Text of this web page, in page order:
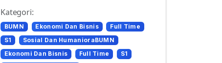
Kategori:
BUMN Ekonomi Dan Bisnis
Full Time
S1
Sosial Dan HumanioraBUMN
Ekonomi Dan Bisnis
Full Time
S1